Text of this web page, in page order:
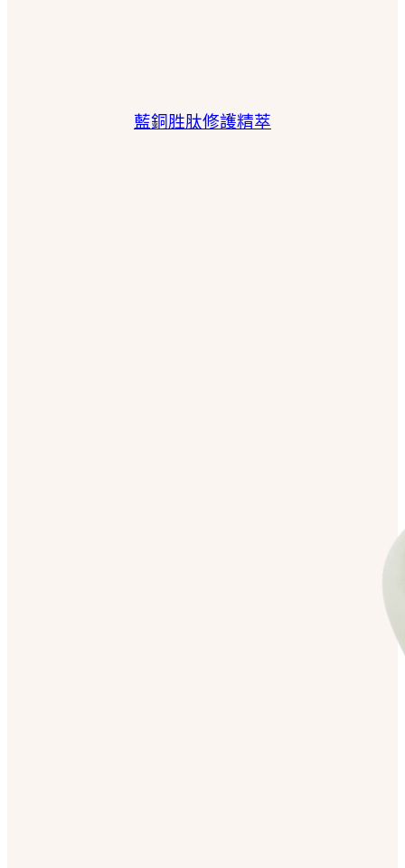
藍銅胜肽修護精萃